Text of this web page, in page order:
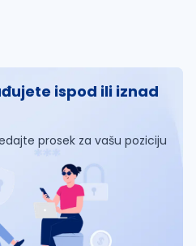
ispod ili iznad
prosek za vašu poziciju